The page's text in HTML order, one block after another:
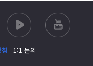
1:1 문의